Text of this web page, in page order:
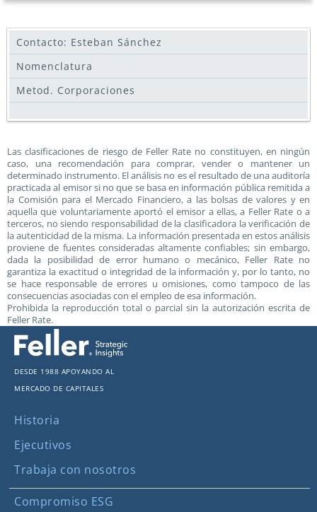
Contacto: Esteban Sánchez
Nomenclatura
Metod. Corporaciones
Las clasificaciones de riesgo de Feller Rate no constituyen, en ningún
caso, una recomendación para comprar, vender o mantener un
determinado instrumento. El análisis no es el resultado de una auditoría
practicada al emisor si no que se basa en información pública remitida a
la Comisión para el Mercado Financiero, a las bolsas de valores y en
aquella que voluntariamente aportó el emisor a ellas, a Feller Rate o a
terceros, no siendo responsabilidad de la clasificadora la verificación de
la autenticidad de la misma. La información presentada en estos análisis
proviene de fuentes consideradas altamente confiables; sin embargo,
dada la posibilidad de error humano o mecánico, Feller Rate no
garantiza la exactitud o integridad de la información y, por lo tanto, no
se hace responsable de errores u omisiones, como tampoco de las
consecuencias asociadas con el empleo de esa información.
Prohibida la reproducción total o parcial sin la autorización escrita de
Feller Rate.
Desde 1988 apoyando al
mercado de capitales
Historia
Ejecutivos
Trabaja con nosotros
Compromiso ESG